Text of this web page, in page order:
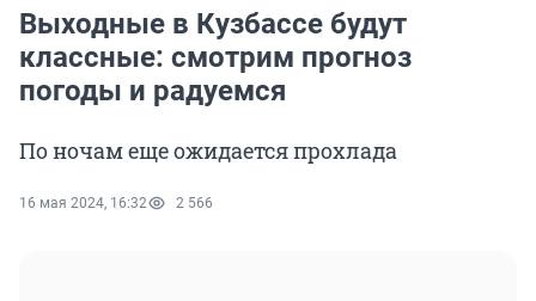
Выходные в Кузбассе будут
классные: смотрим прогноз
погоды и радуемся
По ночам еще ожидается прохлада
16 мая 2024, 16:32 2 566